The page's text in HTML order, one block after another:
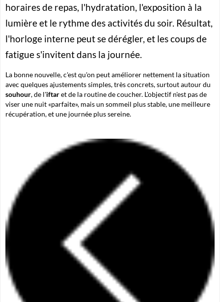
horaires de repas, l'hydratation, l'exposition à la
lumière et le rythme des activités du soir. Résultat,
l'horloge interne peut se dérégler, et les coups de
fatigue s'invitent dans la journée.
La bonne nouvelle, c'est qu'on peut améliorer nettement la situation
avec quelques ajustements simples, très concrets, surtout autour du
souhour, de l'iftaret de la routine de coucher. L'objectif n'est pas de
viser une nuit «parfaite», mais un sommeil plus stable, une meilleure
récupération, et une journée plus sereine.